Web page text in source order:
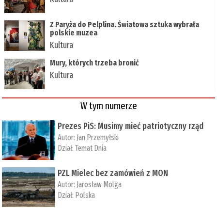
Z Paryża do Pelplina. Światowa sztuka wybrała
polskie muzea
Kultura
Mury, których trzeba bronić
Kultura
W tym numerze
Prezes PiS: Musimy mieć patriotyczny rząd
Autor: Jan Przemyłski
Dział:Temat Dnia
PZL Mielec bez zamówień z MON
Autor: Jarosław Molga
Dział: Polska